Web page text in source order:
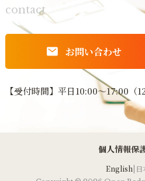
contact
お問い合わせ
【受付時間】平日10:00〜17:00（
個人情報保
English| 日